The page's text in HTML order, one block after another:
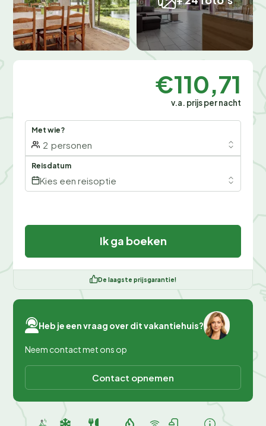
€110,71
v.a. prijs per nacht
Met wie?
2 personen
Reisdatum
Kies een reisoptie
Ik ga boeken
De laagste prijsgarantie!
Heb je een vraag over dit vakantiehuis?
Neem contact met ons op
Contact opnemen